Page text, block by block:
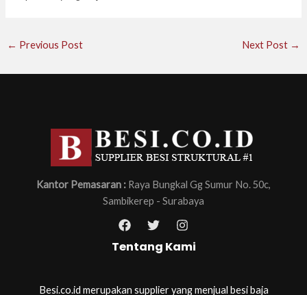
← Previous Post Next Post →
Kantor Pemasaran : Raya Bungkal Gg Sumur No. 50c,
Sambikerep - Surabaya
Tentang Kami
Besi.co.id merupakan supplier yang menjual besi baja